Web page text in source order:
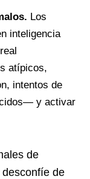
Los
inteligencia
atípicos,
intentos de
y activar
de
de